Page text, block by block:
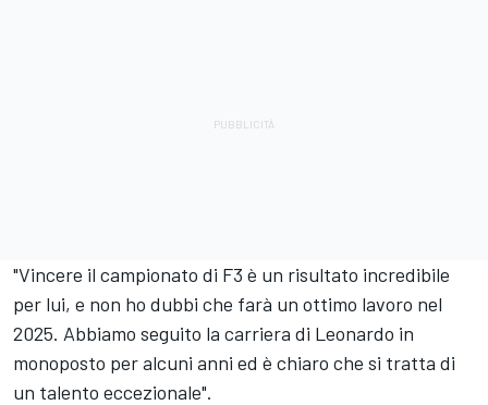
"Vincere il campionato di F3 è un risultato incredibile
per lui, e non ho dubbi che farà un ottimo lavoro nel
2025. Abbiamo seguito la carriera di Leonardo in
monoposto per alcuni anni ed è chiaro che si tratta di
un talento eccezionale".